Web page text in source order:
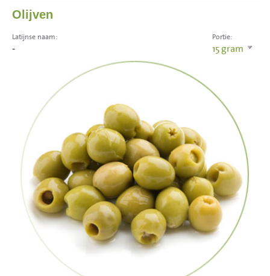
Olijven
Portie:
15gram
Latijnse naam:
-